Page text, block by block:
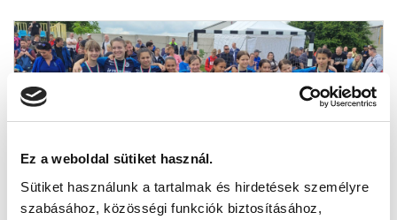
Ez a weboldal sütiket használ.
Sütiket használunk a tartalmak és hirdetések személyre
szabásához, közösségi funkciók biztosításához,